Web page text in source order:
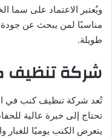
ويُعتبر الاعتماد على سما
مناسبًا لمن يبحث عن جودة
طويلة.
شركة تنظيف
تُعد شركة تنظيف كنب في
تحتاج إلى خبرة عالية
يتعرض الكنب يوميًا للغبار